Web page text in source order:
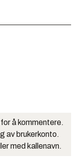
å kommentere.
av brukerkonto.
med kallenavn.